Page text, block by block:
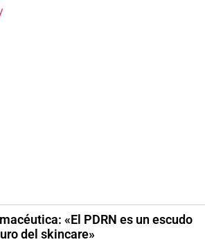
«El PDRN es un escudo
del skincare»